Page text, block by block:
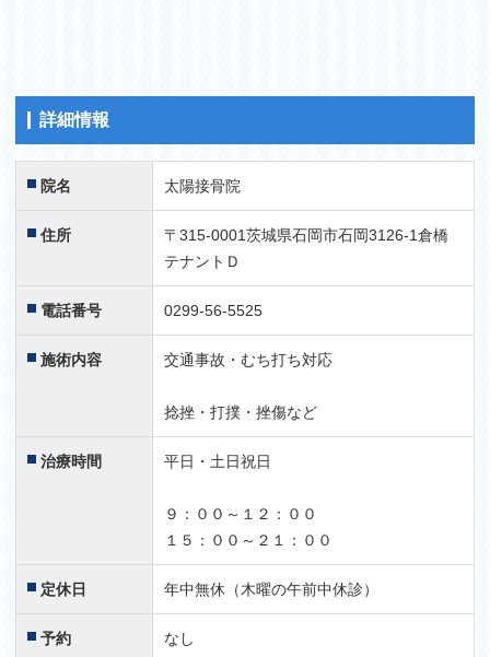
詳細情報
院名 太陽接骨院
住所
〒315-0001茨城県石岡市石岡3126-1倉橋
テナントＤ
電話番号 0299-56-5525
施術内容 交通事故・むち打ち対応
捻挫・打撲・挫傷など
治療時間 平日・土日祝日
９：００～１２：００
１５：００～２１：００
定休日 年中無休（木曜の午前中休診）
予約 なし